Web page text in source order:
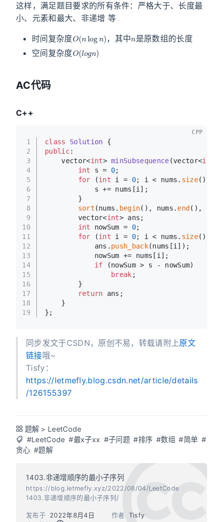
这样，满足题目要求的所有条件：严格大于、长度最
小、元素和最大、非递增 等
时间复杂度 ，其中 是原数组的长度
空间复杂度
O (logn )
AC代码
C++
1
2
3
4
5
6
7
8
9
10
11
12
13
14
15
16
17
18
19
class Solution {
public:
vector<int> minSubsequence (vector<int
int s = 0;
for (int i = 0; i < nums. size();
            s += nums[i];
        }
sort (nums. begin(), nums. end (),
        vector<
int> ans;
int nowSum = 0;
for (int i = 0; i < nums. size();
            ans.
push_back(nums[i]);
            nowSum += nums[i];
if (nowSum > s - nowSum)
break ;
        }
return ans;
    }
};
CPP
同步发文于CSDN，原创不易，转载请附上原文
链接哦~
Tisfy：
https://letmefly.blog.csdn.net/article/details
/126155397
题解 > LeetCode
#LeetCode #最x子xx #子问题 #排序 #数组 #简单 #
贪心 #题解
1403.非递增顺序的最小子序列
https://blog.letmefly.xyz/2022/08/04/LeetCode
1403.非递增顺序的最小子序列/
作者 Tisfy
发布于
2022年8月4日